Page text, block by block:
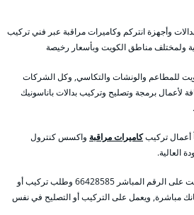
وأجهزة انتركم وكاميرات مراقبة عبر فني تركيب
ولمختلف مناطق الكويت وبأسعار رخيصة
للمطاعم والونشات والتكاسي, وكل الشركات
لأعمال برمجة وتصليح وتركيب بدالات باناسونيك
أعمال تركيبكاميرات مراقبة واكسس كنترول
العالية.
يمكن التواصل مع فني بدالات الكويت على الرقم المباشر 66428585 وطلب تركيب أو
مباشرة, ويعمل على التركيب أو التصليح في نفس